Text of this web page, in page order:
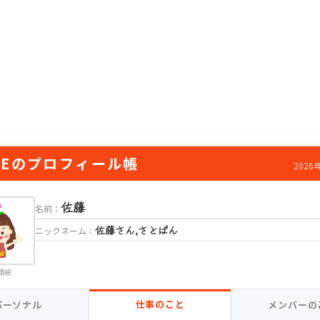
のプロフィール帳 2026
絵
名前： 佐藤
ニックネーム： 佐藤さん,さとぱん
ーソナル 仕事のこと メンバーの